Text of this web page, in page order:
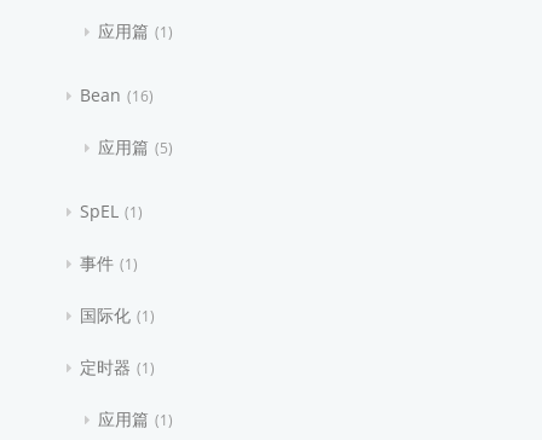
应用篇 1
Bean 16
应用篇 5
SpEL 1
事件 1
国际化 1
定时器 1
应用篇 1